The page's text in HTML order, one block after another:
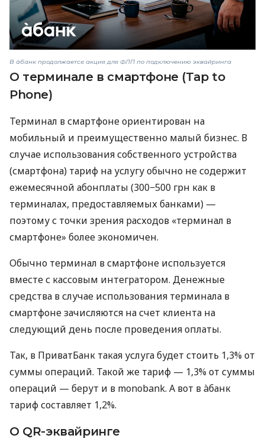
В àбанк продолжается акция для ФЛП по подключению эквайринга
О терминале в смартфоне (Tap to
Phone)
Терминал в смартфоне ориентирован на
мобильный и преимущественно малый бизнес. В
случае использования собственного устройства
(смартфона) тариф на услугу обычно не содержит
ежемесячной абонплаты (300−500 грн как в
терминалах, предоставляемых банками) —
поэтому с точки зрения расходов «терминал в
смартфоне» более экономичен.
Обычно терминал в смартфоне используется
вместе с кассовым интегратором. Денежные
средства в случае использования терминала в
смартфоне зачисляются на счет клиента на
следующий день после проведения оплаты.
Так, в ПриватБанк такая услуга будет стоить 1,3% от
суммы операций. Такой же тариф — 1,3% от суммы
операций — берут и в monobank. А вот в àбанк
тариф составляет 1,2%.
О QR-эквайринге